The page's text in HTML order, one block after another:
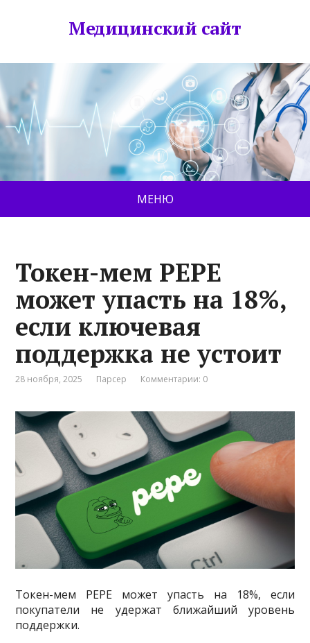
Медицинский сайт
МЕНЮ
Токен-мем PEPE
может упасть на 18%,
если ключевая
поддержка не устоит
28 ноября, 2025 Парсер Комментарии: 0
Токен-мем PEPE может упасть на 18%, если
покупатели не удержат ближайший уровень
поддержки.